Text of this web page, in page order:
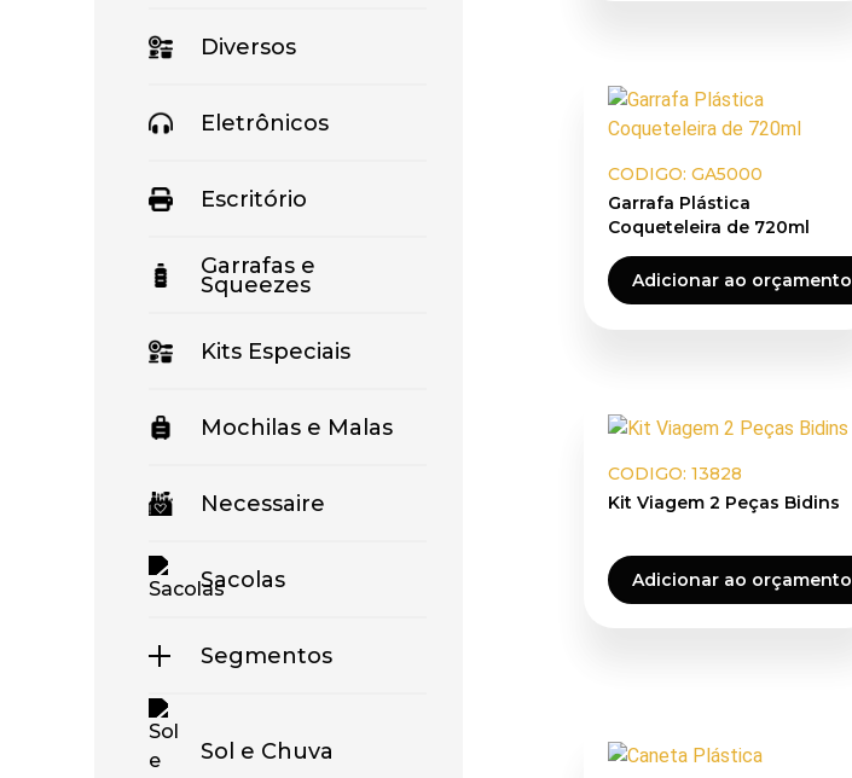
Diversos
Eletrônicos
Escritório
Garrafas e
Squeezes
Kits Especiais
Mochilas e Malas
Necessaire
Sacolas
Segmentos
Sol e Chuva
CODIGO: GA5000
Garrafa Plástica
Coqueteleira de 720ml
Adicionar ao orçamento
CODIGO: 13828
Kit Viagem 2 Peças Bidins
Adicionar ao orçamento